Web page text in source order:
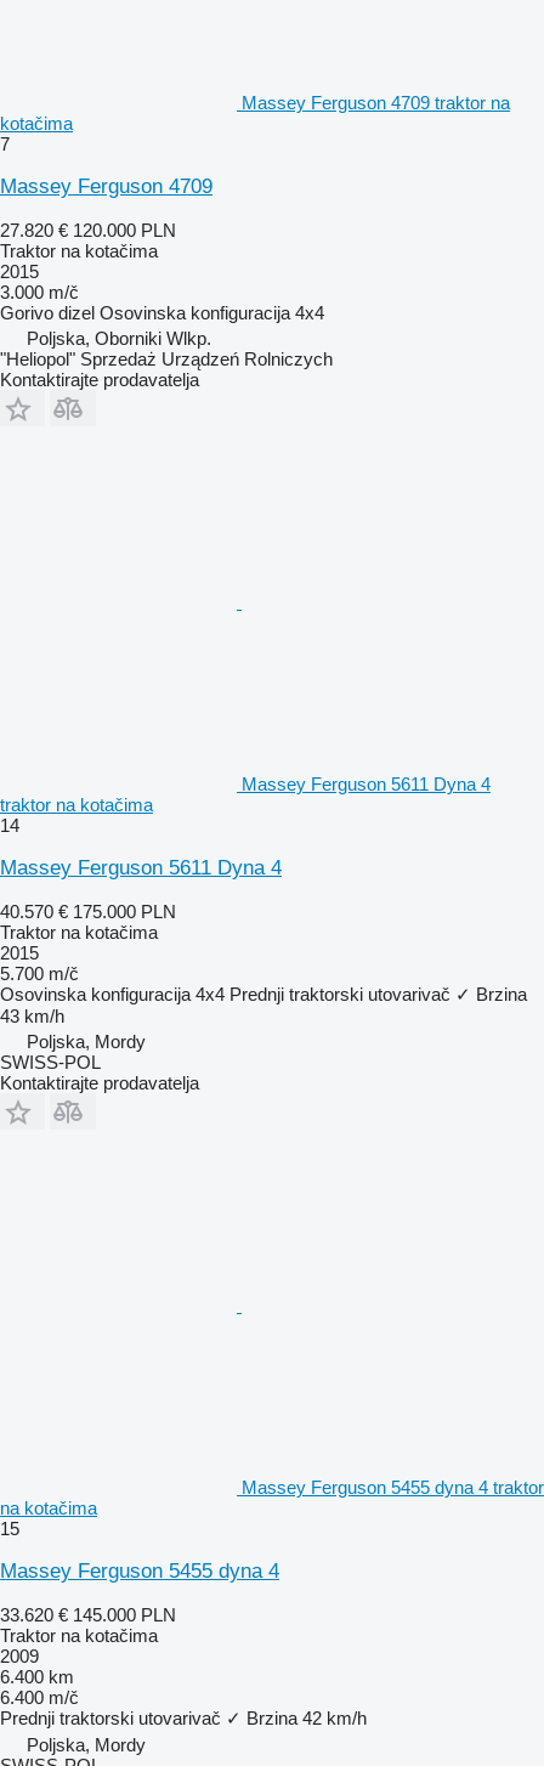
Massey Ferguson 4709 traktor na
kotačima
7
Massey Ferguson 4709
27.820 € 120.000 PLN
Traktor na kotačima
2015
3.000 m/č
Gorivo dizel Osovinska konfiguracija 4x4
Poljska, Oborniki Wlkp.
"Heliopol" Sprzedaż Urządzeń Rolniczych
Kontaktirajte prodavatelja
Massey Ferguson 5611 Dyna 4
traktor na kotačima
14
Massey Ferguson 5611 Dyna 4
40.570 € 175.000 PLN
Traktor na kotačima
2015
5.700 m/č
Osovinska konfiguracija 4x4 Prednji traktorski utovarivač ✓ Brzina
43 km/h
Poljska, Mordy
SWISS-POL
Kontaktirajte prodavatelja
Massey Ferguson 5455 dyna 4 traktor
na kotačima
15
Massey Ferguson 5455 dyna 4
33.620 € 145.000 PLN
Traktor na kotačima
2009
6.400 km
6.400 m/č
Prednji traktorski utovarivač ✓ Brzina 42 km/h
Poljska, Mordy